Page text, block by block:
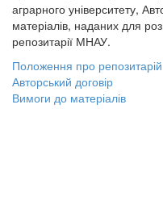
аграрного університету,
матеріалів, наданих для
репозитарії МНАУ.
Положення про
Авторський договір
Вимоги до матеріалів